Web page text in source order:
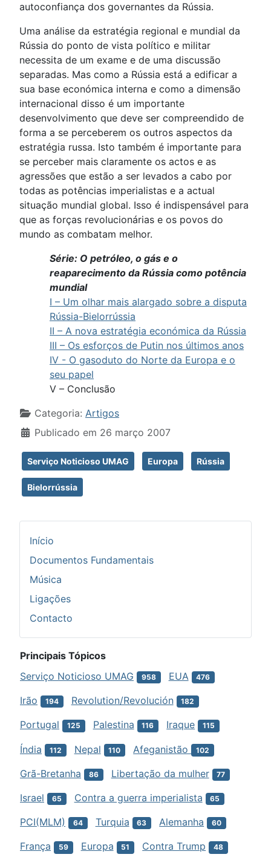
autoconfiança dos governantes da Rússia.
Uma análise da estratégia regional e mundial da
Rússia do ponto de vista político e militar
necessita de um exame e de uma discussão
separadas. Mas como a Rússia está a edificar a
sua base económica interna e como a dimensão
internacional disso é um importante
desenvolvimento que deve ser compreendido de
forma a se perceberem os outros aspectos da
estratégia russa. Isto também é importante para
se perceber mais claramente os actos e as
agressões que estão a ser levados a cabo por
todas as potências imperialistas e a actual
situação mundial global. Isso é indispensável para
que as forças revolucionárias e os povos do
mundo as combatam melhor.
Série: O petróleo, o gás e o
reaparecimento da Rússia como potência
mundial
I – Um olhar mais alargado sobre a disputa
Rússia-Bielorrússia
II – A nova estratégia económica da Rússia
III – Os esforços de Putin nos últimos anos
IV - O gasoduto do Norte da Europa e o
seu papel
V – Conclusão
Detalhes
Categoria: Artigos
Publicado em 26 março 2007
Serviço Noticioso UMAG Europa Rússia
Bielorrússia
Início
Documentos Fundamentais
Música
Ligações
Contacto
Principais Tópicos
Serviço Noticioso UMAG
958 EUA 476
Irão 194 Revolution/Revolución 182
Portugal 125 Palestina 116 Iraque 115
Índia 112 Nepal 110 Afeganistão 102
Grã-Bretanha 86 Libertação da mulher 77
Israel 65 Contra a guerra imperialista 65
PCI(MLM) 64 Turquia 63 Alemanha 60
França 59 Europa 51 Contra Trump 48